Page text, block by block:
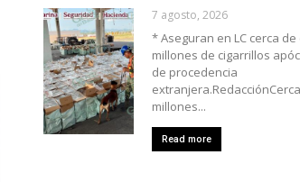
7 agosto, 2026
* Aseguran en LC cerca de
millones de cigarrillos
de procedencia
millones...
Read more